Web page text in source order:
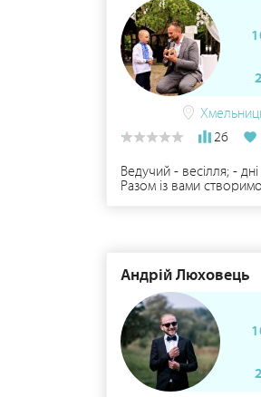
26
Ведучий - весілля; -
Разом із вами
Андрій Люховець